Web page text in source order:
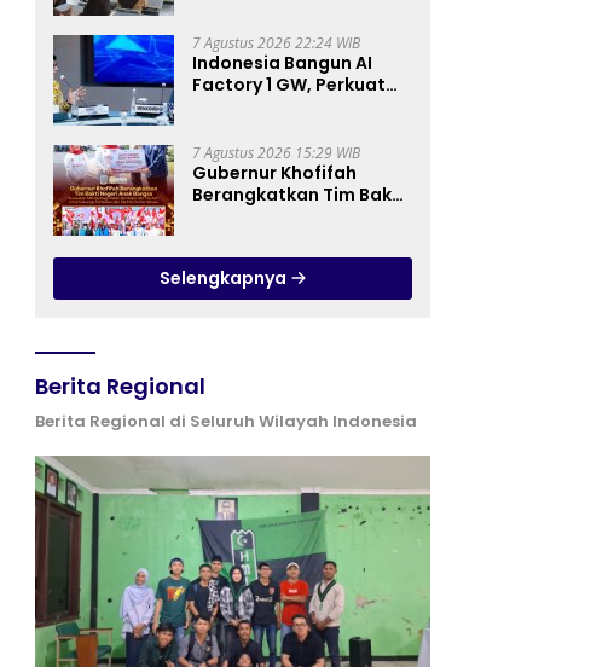
Kota Bekasi, Mendukung
Digitalisasi dan Inovasi
Pembelajaran
7 Agustus 2026 22:24 WIB
Indonesia Bangun AI
Factory 1 GW, Perkuat
7 Agustus 2026 15:29 WIB
Gubernur Khofifah
Berangkatkan Tim Bakti
untuk Keluarga
Pahlawan dan Perintis
Kemerdekaan
Selengkapnya
Berita Regional
Berita Regional di Seluruh Wilayah Indonesia